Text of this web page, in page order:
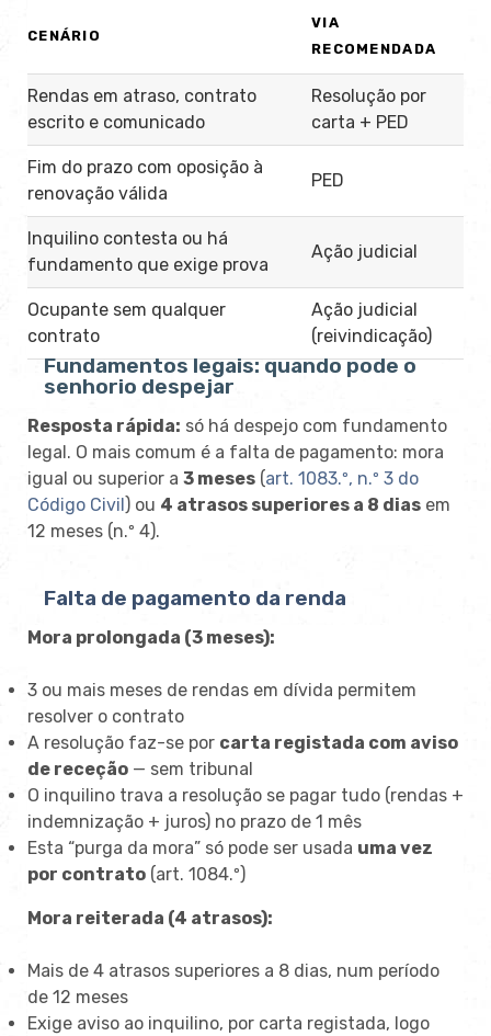
CENÁRIO
VIA
RECOMENDADA
Rendas em atraso, contrato
escrito e comunicado
Resolução por
carta + PED
Fim do prazo com oposição à
renovação válida
PED
Inquilino contesta ou há
fundamento que exige prova
Ação judicial
Ocupante sem qualquer
contrato
Ação judicial
(reivindicação)
Fundamentos legais: quando pode o
senhorio despejar
Resposta rápida: só há despejo com fundamento
legal. O mais comum é a falta de pagamento: mora
igual ou superior a 3 meses (art. 1083.º, n.º 3 do
Código Civil) ou 4 atrasos superiores a 8 dias em
12 meses (n.º 4).
Falta de pagamento da renda
Mora prolongada (3 meses):
3 ou mais meses de rendas em dívida permitem
resolver o contrato
A resolução faz-se por carta registada com aviso
de receção — sem tribunal
O inquilino trava a resolução se pagar tudo (rendas +
indemnização + juros) no prazo de 1 mês
Esta “purga da mora” só pode ser usada uma vez
por contrato (art. 1084.º)
Mora reiterada (4 atrasos):
Mais de 4 atrasos superiores a 8 dias, num período
de 12 meses
Exige aviso ao inquilino, por carta registada, logo